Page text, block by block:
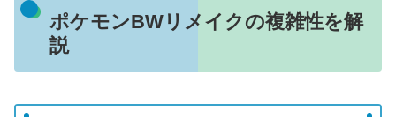
ポケモンBWリメイクの複雑性を解
説